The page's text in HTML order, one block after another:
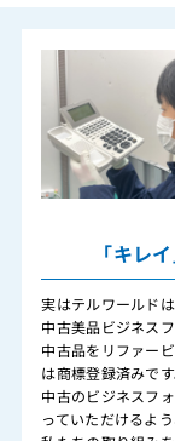
「キレ
実はテルワールド
中古美品ビジネス
中古品をリファー
は商標登録済みです
中古のビジネスフ
っていただけるよう